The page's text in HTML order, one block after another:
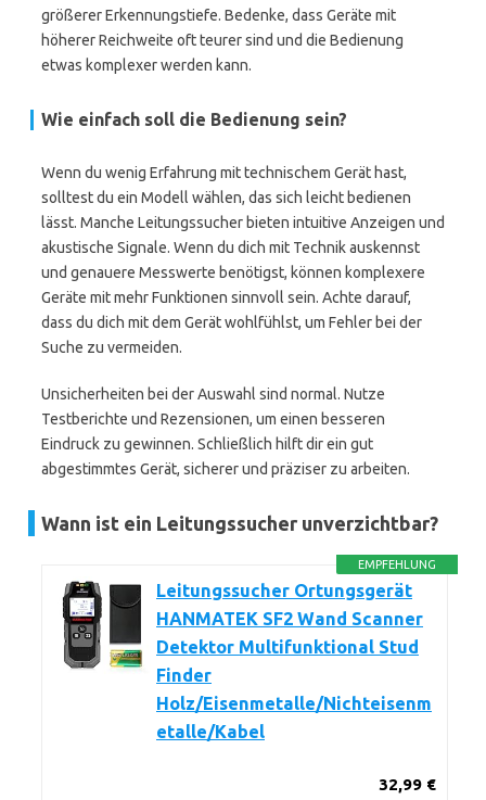
größerer Erkennungstiefe. Bedenke, dass Geräte mit
höherer Reichweite oft teurer sind und die Bedienung
etwas komplexer werden kann.
Wie einfach soll die Bedienung sein?
Wenn du wenig Erfahrung mit technischem Gerät hast,
solltest du ein Modell wählen, das sich leicht bedienen
lässt. Manche Leitungssucher bieten intuitive Anzeigen und
akustische Signale. Wenn du dich mit Technik auskennst
und genauere Messwerte benötigst, können komplexere
Geräte mit mehr Funktionen sinnvoll sein. Achte darauf,
dass du dich mit dem Gerät wohlfühlst, um Fehler bei der
Suche zu vermeiden.
Unsicherheiten bei der Auswahl sind normal. Nutze
Testberichte und Rezensionen, um einen besseren
Eindruck zu gewinnen. Schließlich hilft dir ein gut
abgestimmtes Gerät, sicherer und präziser zu arbeiten.
Wann ist ein Leitungssucher unverzichtbar?
EMPFEHLUNG
Leitungssucher Ortungsgerät
HANMATEK SF2 Wand Scanner
Detektor Multifunktional Stud
Finder
Holz/Eisenmetalle/Nichteisenm
etalle/Kabel
32,99 €